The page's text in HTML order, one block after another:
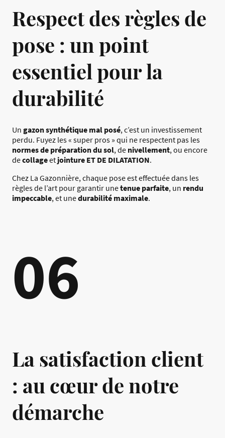
Respect des règles de
pose : un point
essentiel pour la
durabilité
Un gazon synthétique mal posé, c’est un investissement
perdu. Fuyez les « super pros » qui ne respectent pas les
normes de préparation du sol, de nivellement, ou encore
decollageet jointure ET DE DILATATION.
Chez La Gazonnière, chaque pose est effectuée dans les
règles de l’art pour garantir unetenue parfaite, un rendu
impeccable, et unedurabilité maximale.
06
La satisfaction client
: au cœur de notre
démarche